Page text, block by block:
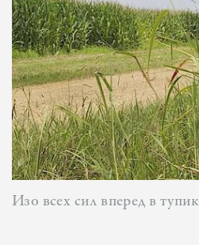
Изо всех сил вперед в тупик